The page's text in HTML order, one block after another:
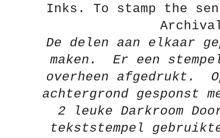
Inks. To stamp the
De delen aan elkaar
maken. Er een
overheen afgedrukt.
achtergrond gesponst
2 leuke Darkroom
tekststempel